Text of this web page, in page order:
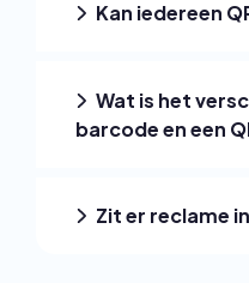
Kan iedereen
Wat is het
barcode en een
Zit er reclame